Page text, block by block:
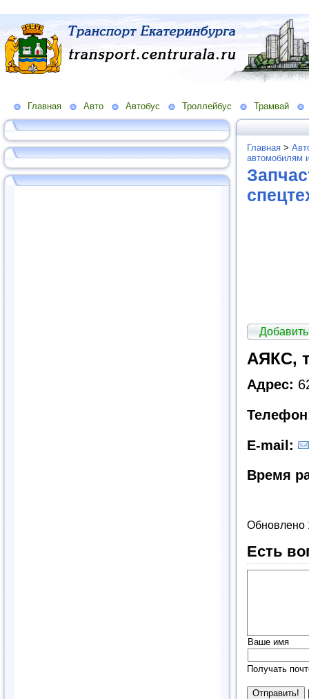
Главная Авто Автобус Троллейбус Трамвай
Главная >
автомобилям
АЯКС,
Адрес:
E-mail :
Время
Обновлено
Есть
Ваше имя
Получать